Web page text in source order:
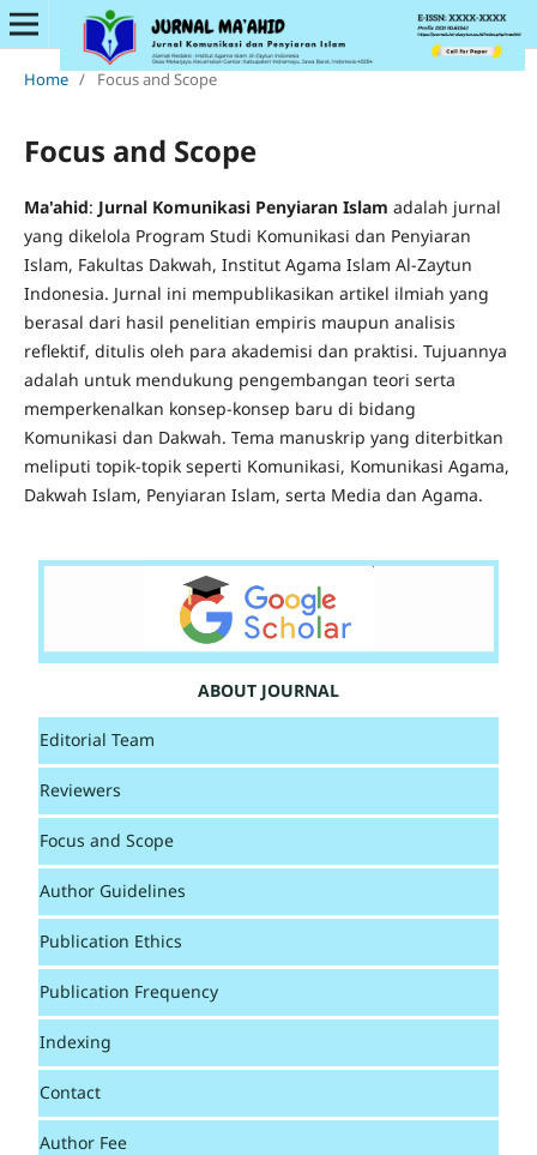
Home / Focus and Scope
Focus and Scope
Ma'ahid: Jurnal Komunikasi Penyiaran Islam adalah jurnal
yang dikelola Program Studi Komunikasi dan Penyiaran
Islam, Fakultas Dakwah, Institut Agama Islam Al-Zaytun
Indonesia. Jurnal ini mempublikasikan artikel ilmiah yang
berasal dari hasil penelitian empiris maupun analisis
reflektif, ditulis oleh para akademisi dan praktisi. Tujuannya
adalah untuk mendukung pengembangan teori serta
memperkenalkan konsep-konsep baru di bidang
Komunikasi dan Dakwah. Tema manuskrip yang diterbitkan
meliputi topik-topik seperti Komunikasi, Komunikasi Agama,
Dakwah Islam, Penyiaran Islam, serta Media dan Agama.
ABOUT JOURNAL
Editorial Team
Reviewers
Focus and Scope
Author Guidelines
Publication Ethics
Publication Frequency
Indexing
Contact
Author Fee